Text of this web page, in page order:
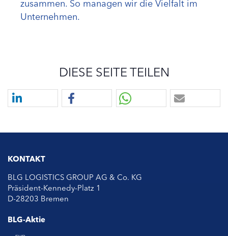
zusammen. So managen wir die Vielfalt im
Unternehmen.
DIESE SEITE TEILEN
KONTAKT
BLG LOGISTICS GROUP AG & Co. KG
Präsident-Kennedy-Platz 1
D-28203 Bremen
BLG-Aktie